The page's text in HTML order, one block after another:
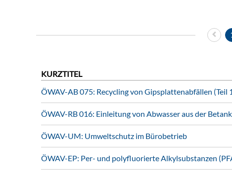
KURZTITEL
ÖWAV-AB 075: Recycling von Gipsplattenabfällen (Teil
ÖWAV-RB 016: Einleitung von Abwasser aus der
ÖWAV-UM: Umweltschutz im Bürobetrieb
ÖWAV-EP: Per- und polyfluorierte Alkylsubstanzen